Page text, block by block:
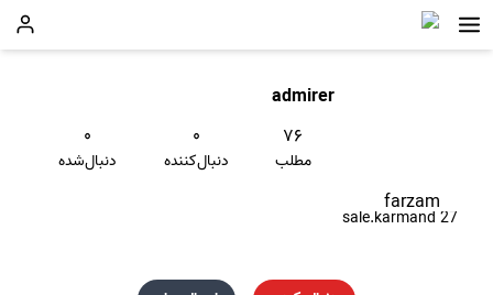
admirer
۷۶
مطلب
۰
دنبال‌کننده
۰
دنبال‌شده
farzam
27 sale.karmand